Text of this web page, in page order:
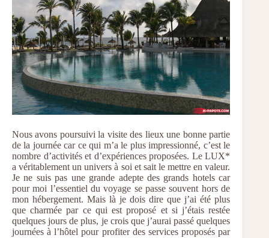
Nous avons poursuivi la visite des lieux une bonne partie
de la journée car ce qui m’a le plus impressionné, c’est le
nombre d’activités et d’expériences proposées. Le LUX*
a véritablement un univers à soi et sait le mettre en valeur.
Je ne suis pas une grande adepte des grands hotels car
pour moi l’essentiel du voyage se passe souvent hors de
mon hébergement. Mais là je dois dire que j’ai été plus
que charmée par ce qui est proposé et si j’étais restée
quelques jours de plus, je crois que j’aurai passé quelques
journées à l’hôtel pour profiter des services proposés par